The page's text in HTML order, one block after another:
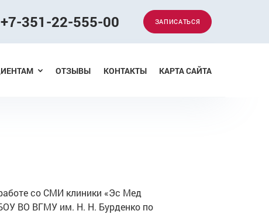
+7-351-22-555-00 ЗАПИСАТЬСЯ
ОТЗЫВЫ КОНТАКТЫ КАРТА САЙТА
со СМИ клиники «Эс Мед
ВО ВГМУ им. Н. Н. Бурденко по